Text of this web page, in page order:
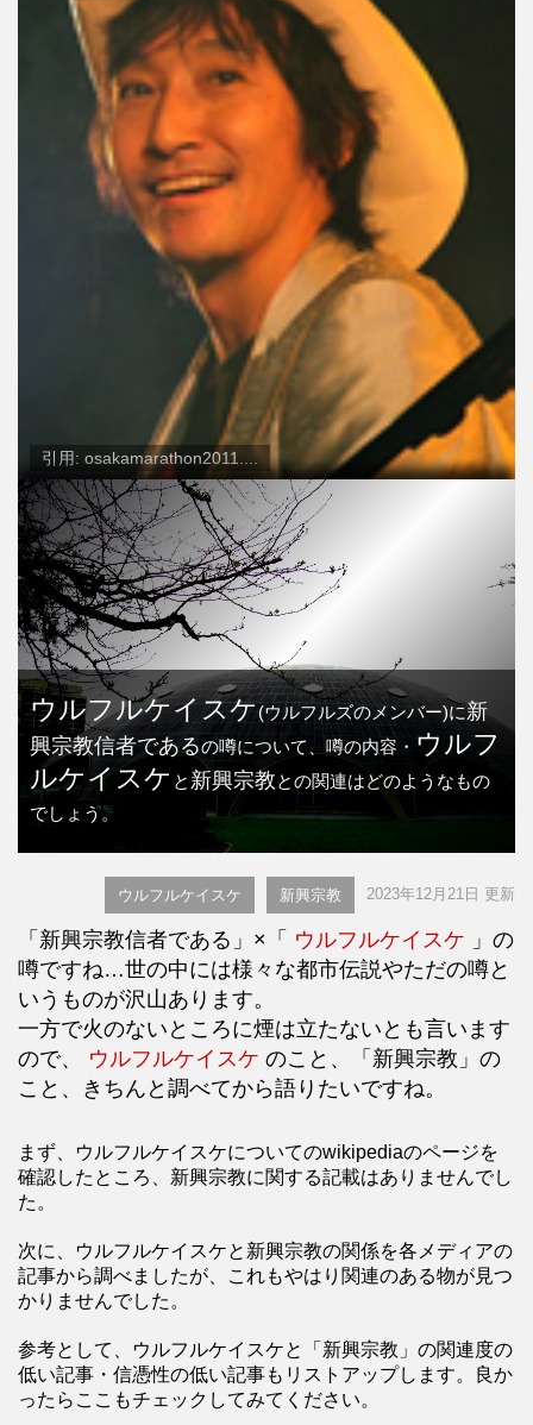
引用: osakamarathon2011....
ウルフルケイスケ(ウルフルズのメンバー)に新
興宗教信者であるの噂について、噂の内容・ ウルフ
ルケイスケ と 新興宗教との関連はどのようなもの
でしょう。
ウルフルケイスケ 新興宗教 2023年12月21日 更新
「新興宗教信者である」×「 ウルフルケイスケ 」の
噂ですね…世の中には様々な都市伝説やただの噂と
いうものが沢山あります。
一方で火のないところに煙は立たないとも言います
ので、 ウルフルケイスケ のこと、「新興宗教」の
こと、きちんと調べてから語りたいですね。
まず、ウルフルケイスケについてのwikipediaのページを
確認したところ、新興宗教に関する記載はありませんでし
た。
次に、ウルフルケイスケと新興宗教の関係を各メディアの
記事から調べましたが、これもやはり関連のある物が見つ
かりませんでした。
参考として、ウルフルケイスケと「新興宗教」の関連度の
低い記事・信憑性の低い記事もリストアップします。良か
ったらここもチェックしてみてください。